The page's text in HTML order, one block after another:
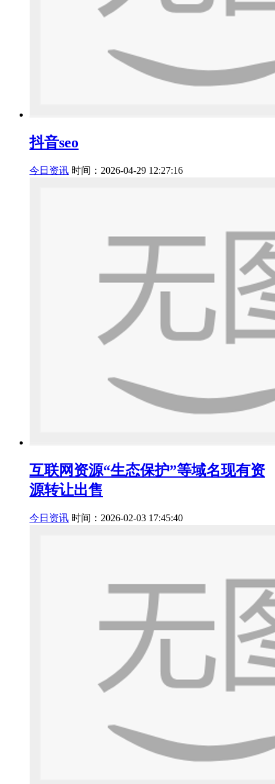
抖音seo
今日资讯 时间：2026-04-29 12:27:16
互联网资源“生态保护”等域名现有资
源转让出售
今日资讯 时间：2026-02-03 17:45:40